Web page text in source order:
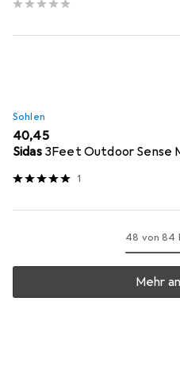
Sohlen
EUR
40,45
Sidas 3Feet Outdoor Sense
1
48 von 84
Mehr